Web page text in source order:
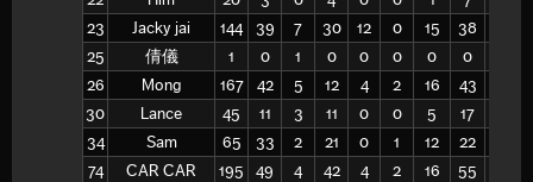
23
Jacky jai 144 39 7 30 12 0 15 38
25
倩儀 1 0 1 0 0 0 0 0
26
Mong 167 42 5 12 4 2 16 43
30
Lance 45 11 3 11 0 0 5 17
34
Sam 65 33 2 21 0 1 12 22
74
CAR CAR 195 49 4 42 4 2 16 55